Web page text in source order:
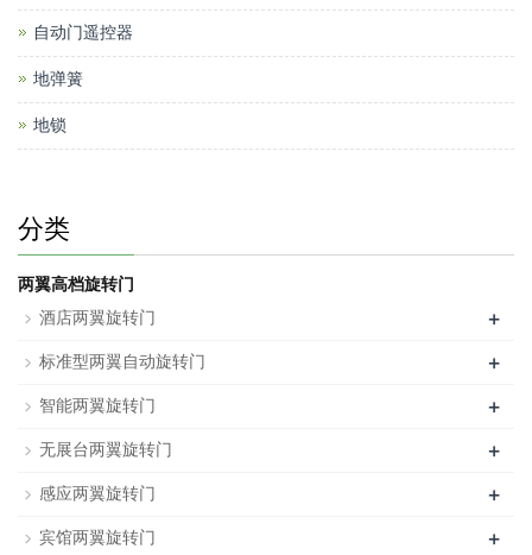
自动门遥控器
地弹簧
地锁
分类
两翼高档旋转门
酒店两翼旋转门
+
标准型两翼自动旋转门 +
智能两翼旋转门 +
无展台两翼旋转门 +
感应两翼旋转门 +
宾馆两翼旋转门 +